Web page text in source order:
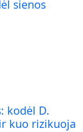
sienos
kodėl D.
kuo rizikuoja